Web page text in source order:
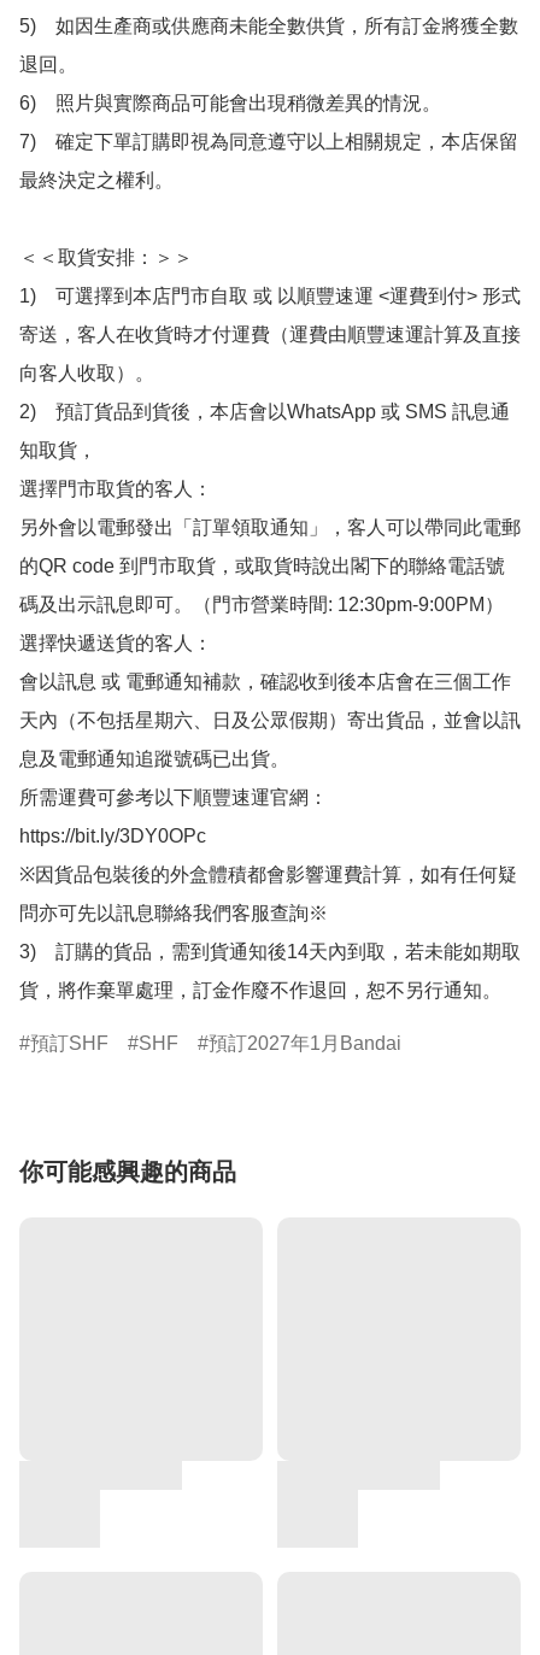
5)　如因生產商或供應商未能全數供貨，所有訂金將獲全數
退回。
6)　照片與實際商品可能會出現稍微差異的情況。
7)　確定下單訂購即視為同意遵守以上相關規定，本店保留
最終決定之權利。
＜＜取貨安排：＞＞
1)　可選擇到本店門市自取 或 以順豐速運 <運費到付> 形式
寄送，客人在收貨時才付運費（運費由順豐速運計算及直接
向客人收取）。
2)　預訂貨品到貨後，本店會以WhatsApp 或 SMS 訊息通
知取貨，
選擇門市取貨的客人：
另外會以電郵發出「訂單領取通知」，客人可以帶同此電郵
的QR code 到門市取貨，或取貨時說出閣下的聯絡電話號
碼及出示訊息即可。（門市營業時間: 12:30pm-9:00PM）
選擇快遞送貨的客人：
會以訊息 或 電郵通知補款，確認收到後本店會在三個工作
天內（不包括星期六、日及公眾假期）寄出貨品，並會以訊
息及電郵通知追蹤號碼已出貨。
所需運費可參考以下順豐速運官網：
https://bit.ly/3DY0OPc
※因貨品包裝後的外盒體積都會影響運費計算，如有任何疑
問亦可先以訊息聯絡我們客服查詢※
3)　訂購的貨品，需到貨通知後14天內到取，若未能如期取
貨，將作棄單處理，訂金作廢不作退回，恕不另行通知。
預訂SHF SHF 預訂2027年1月Bandai
你可能感興趣的商品